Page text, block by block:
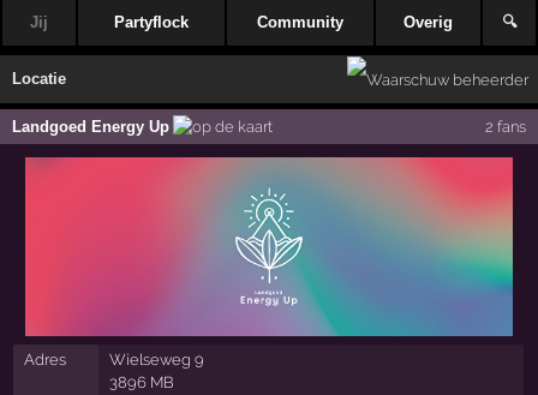
Jij Partyflock Community Overig 🔍
Locatie
Landgoed Energy Up 2 fans
Adres
Wielseweg 9
3896 MB